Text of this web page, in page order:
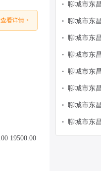
查看详情 >
19500.00
份，竞拍
子反拍项
• 聊城市东
• 聊城市东
• 聊城市东
• 聊城市东
• 聊城市东
• 聊城市东
• 聊城市东
• 聊城市东